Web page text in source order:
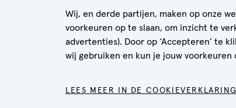
Wij, en derde partijen, maken op onze
voorkeuren op te slaan, om inzicht te
advertenties). Door op ‘Accepteren’ te
wij gebruiken en kun je jouw voorkeuren
LEES MEER IN DE COOKIEVERKLARING